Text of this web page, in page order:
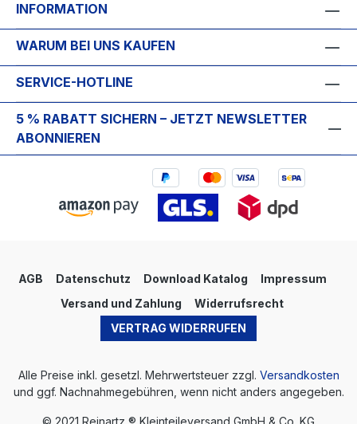
INFORMATION
WARUM BEI UNS KAUFEN
SERVICE-HOTLINE
5 % RABATT SICHERN – JETZT NEWSLETTER
ABONNIEREN
AGB Datenschutz Download Katalog
Impressum
Versand und Zahlung
Widerrufsrecht
VERTRAG WIDERRUFEN
Alle Preise inkl. gesetzl. Mehrwertsteuer zzgl. Versandkosten
und ggf. Nachnahmegebühren, wenn nicht anders angegeben.